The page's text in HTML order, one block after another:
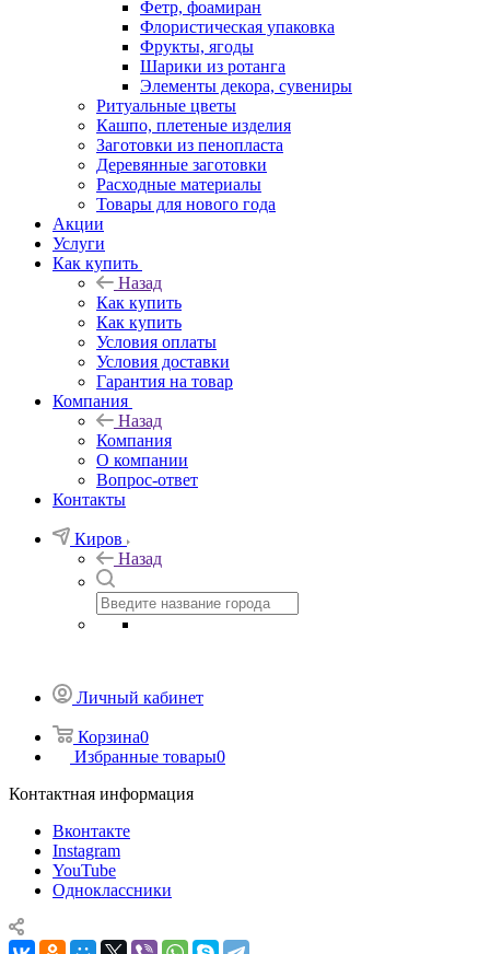
Фетр, фоамиран
Флористическая упаковка
Фрукты, ягоды
Шарики из ротанга
Элементы декора, сувениры
Ритуальные цветы
Кашпо, плетеные изделия
Заготовки из пенопласта
Деревянные заготовки
Расходные материалы
Товары для нового года
Акции
Услуги
Как купить
Назад
Как купить
Как купить
Условия оплаты
Условия доставки
Гарантия на товар
Компания
Назад
Компания
О компании
Вопрос-ответ
Контакты
Киров
Назад
Личный кабинет
Корзина0
Избранные товары0
Контактная информация
Вконтакте
Instagram
YouTube
Одноклассники